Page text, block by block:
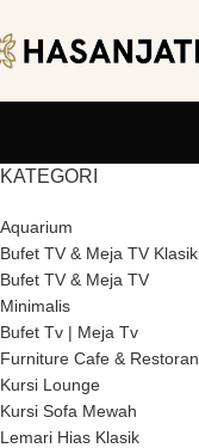
KATEGORI
Aquarium
Bufet TV & Meja TV Klasik
Bufet TV & Meja TV
Minimalis
Bufet Tv | Meja Tv
Furniture Cafe & Restoran
Kursi Lounge
Kursi Sofa Mewah
Lemari Hias Klasik